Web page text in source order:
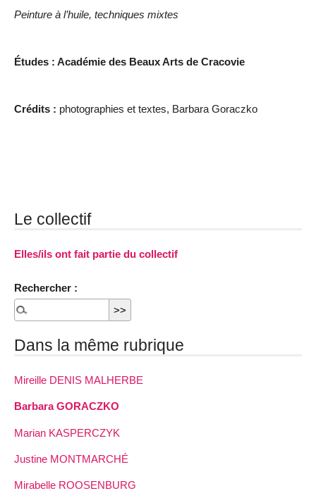
Peinture à l’huile, techniques mixtes
Études : Académie des Beaux Arts de Cracovie
Crédits : photographies et textes, Barbara Goraczko
Le collectif
Elles/ils ont fait partie du collectif
Rechercher :
Dans la même rubrique
Mireille DENIS MALHERBE
Barbara GORACZKO
Marian KASPERCZYK
Justine MONTMARCHÉ
Mirabelle ROOSENBURG